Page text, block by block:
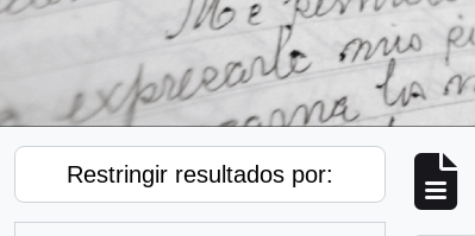
Restringir resultados por: